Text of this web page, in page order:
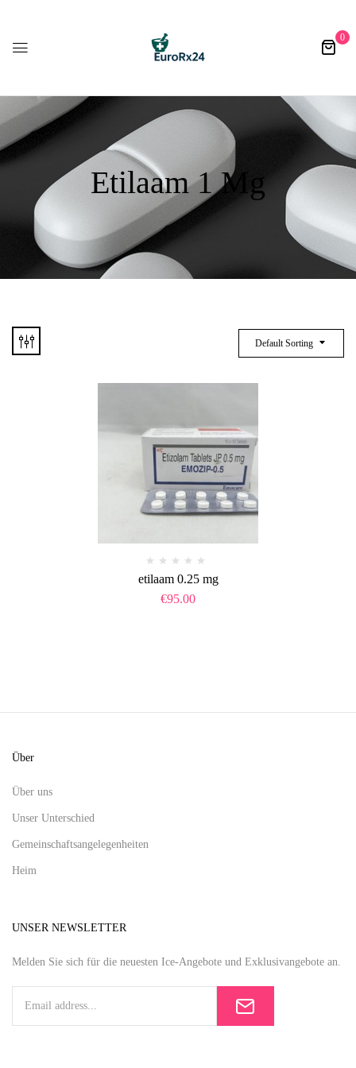
0
Etilaam 1 Mg
Default Sorting
etilaam 0.25 mg​
€95.00
Über
Über uns
Unser Unterschied
Gemeinschaftsangelegenheiten
Heim
UNSER NEWSLETTER
Melden Sie sich für die neuesten Ice-Angebote und Exklusivangebote an.